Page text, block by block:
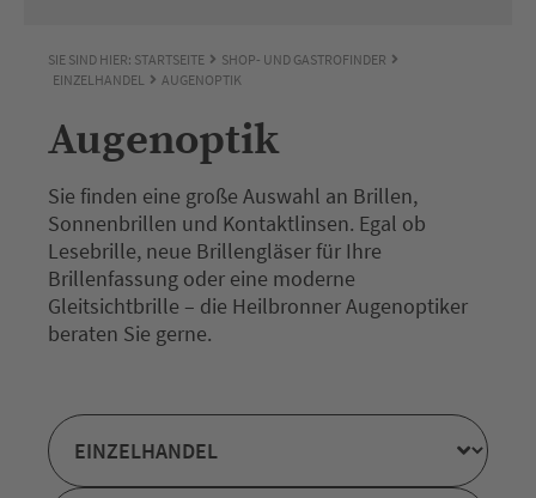
SIE SIND HIER: STARTSEITE
SHOP- UND GASTROFINDER
EINZELHANDEL
AUGENOPTIK
Augenoptik
Sie finden eine große Auswahl an Brillen,
Sonnenbrillen und Kontaktlinsen. Egal ob
Lesebrille, neue Brillengläser für Ihre
Brillenfassung oder eine moderne
Gleitsichtbrille – die Heilbronner Augenoptiker
beraten Sie gerne.